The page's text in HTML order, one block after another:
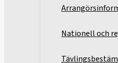
Nationell och